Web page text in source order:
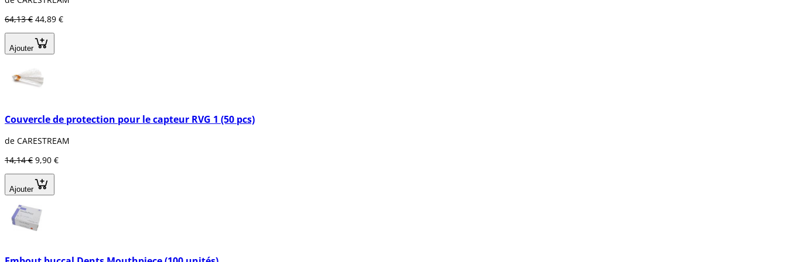
64,13 € 44,89 €
Ajouter
Couvercle de protection pour le capteur RVG 1 (50 pcs)
de CARESTREAM
14,14 € 9,90 €
Ajouter